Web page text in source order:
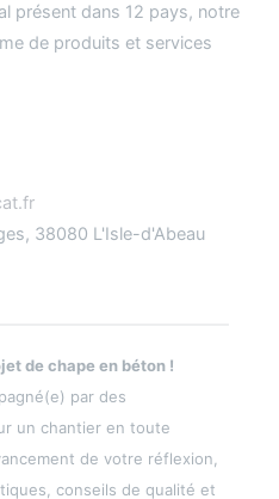
présent dans 12 pays, notre
de produits et services
38080 L'Isle-d'Abeau
de chape en béton !
par des
un chantier en toute
de votre réflexion,
conseils de qualité et